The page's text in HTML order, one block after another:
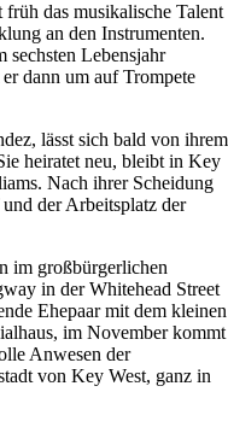
das musikalische Talent
an den Instrumenten.
sechsten Lebensjahr
dann um auf Trompete
lässt sich bald von ihrem
heiratet neu, bleibt in Key
Nach ihrer Scheidung
der Arbeitsplatz der
im großbürgerlichen
in der Whitehead Street
Ehepaar mit dem kleinen
im November kommt
Anwesen der
von Key West, ganz in